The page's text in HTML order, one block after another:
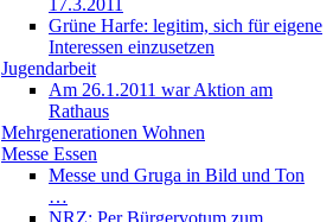
17.3.2011
Grüne Harfe: legitim, sich für eigene
Interessen einzusetzen
Jugendarbeit
Am 26.1.2011 war Aktion am
Rathaus
Mehrgenerationen Wohnen
Messe Essen
Messe und Gruga in Bild und Ton
…
NRZ: Per Bürgervotum zum